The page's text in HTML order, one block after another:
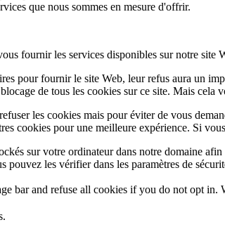
que nous sommes en mesure d'offrir.
fournir les services disponibles sur notre site
pour fournir le site Web, leur refus aura un
de tous les cookies sur ce site. Mais
les cookies mais pour éviter de vous
cookies pour une meilleure expérience. Si
sur votre ordinateur dans notre domaine
pouvez les vérifier dans les paramètres de
bar and refuse all cookies if you do not opt